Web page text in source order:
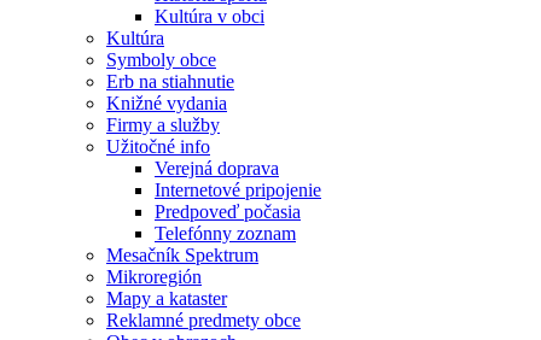
Kultúra v obci
Kultúra
Symboly obce
Erb na stiahnutie
Knižné vydania
Firmy a služby
Užitočné info
Verejná doprava
Internetové pripojenie
Predpoveď počasia
Telefónny zoznam
Mesačník Spektrum
Mikroregión
Mapy a kataster
Reklamné predmety obce